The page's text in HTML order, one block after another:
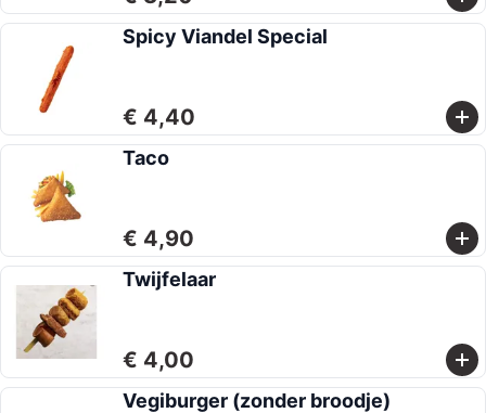
Spicy Viandel Special
€ 4,40
Taco
€ 4,90
Twijfelaar
€ 4,00
Vegiburger (zonder broodje)